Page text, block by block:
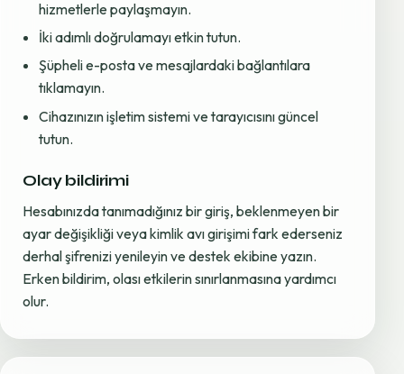
hizmetlerle paylaşmayın.
İki adımlı doğrulamayı etkin tutun.
Şüpheli e-posta ve mesajlardaki bağlantılara
tıklamayın.
Cihazınızın işletim sistemi ve tarayıcısını güncel
tutun.
Olay bildirimi
Hesabınızda tanımadığınız bir giriş, beklenmeyen bir
ayar değişikliği veya kimlik avı girişimi fark ederseniz
derhal şifrenizi yenileyin ve destek ekibine yazın.
Erken bildirim, olası etkilerin sınırlanmasına yardımcı
olur.